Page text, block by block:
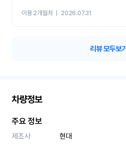
이용 2개월차ㅣ 2026.07.31
리뷰 모두보기
차량정보
주요 정보
제조사
현대